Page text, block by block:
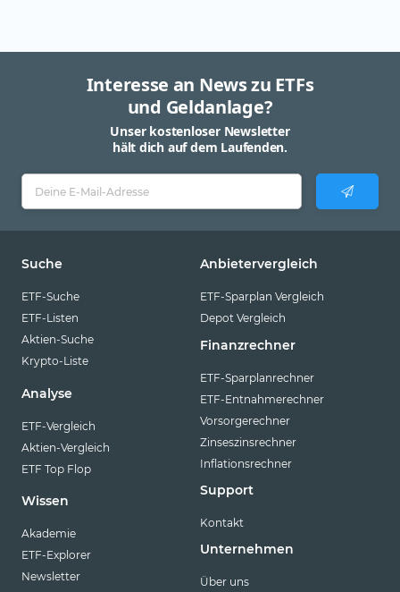
Interesse an News zu ETFs
und Geldanlage?
Unser kostenloser Newsletter
hält dich auf dem Laufenden.
Suche
ETF-Suche
ETF-Listen
Aktien-Suche
Krypto-Liste
Analyse
ETF-Vergleich
Aktien-Vergleich
ETF Top Flop
Wissen
Akademie
ETF-Explorer
Newsletter
Anbietervergleich
ETF-Sparplan Vergleich
Depot Vergleich
Finanzrechner
ETF-Sparplanrechner
ETF-Entnahmerechner
Vorsorgerechner
Zinseszinsrechner
Inflationsrechner
Support
Kontakt
Unternehmen
Über uns